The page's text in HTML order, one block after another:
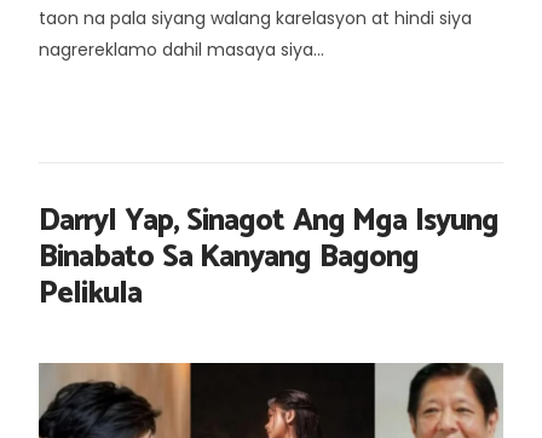
taon na pala siyang walang karelasyon at hindi siya
nagrereklamo dahil masaya siya...
Darryl Yap, Sinagot Ang Mga Isyung
Binabato Sa Kanyang Bagong
Pelikula